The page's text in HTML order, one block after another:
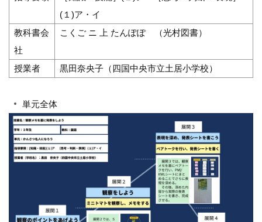
(１)ア・イ
教科書会
社
こくご ニ 上 たんぽぽ （光村図書）
授業者 黒田奈央子（四国中央市立土居小学校）
単元全体